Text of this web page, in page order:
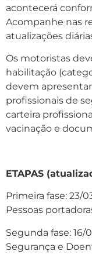
acontecerá
Acompanhe nas
atualizações
Os motoristas
habilitação
devem
profissionais de
carteira
vacinação e
ETAPAS
Primeira fase: 23/
Pessoas
Segunda fase: 16/
Segurança e